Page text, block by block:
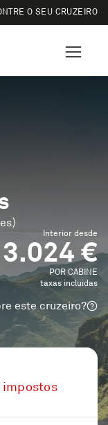
O SEU CRUZEIRO
Interior desde
3.024 €
POR CABINE
taxas incluidas
este cruzeiro?
impostos